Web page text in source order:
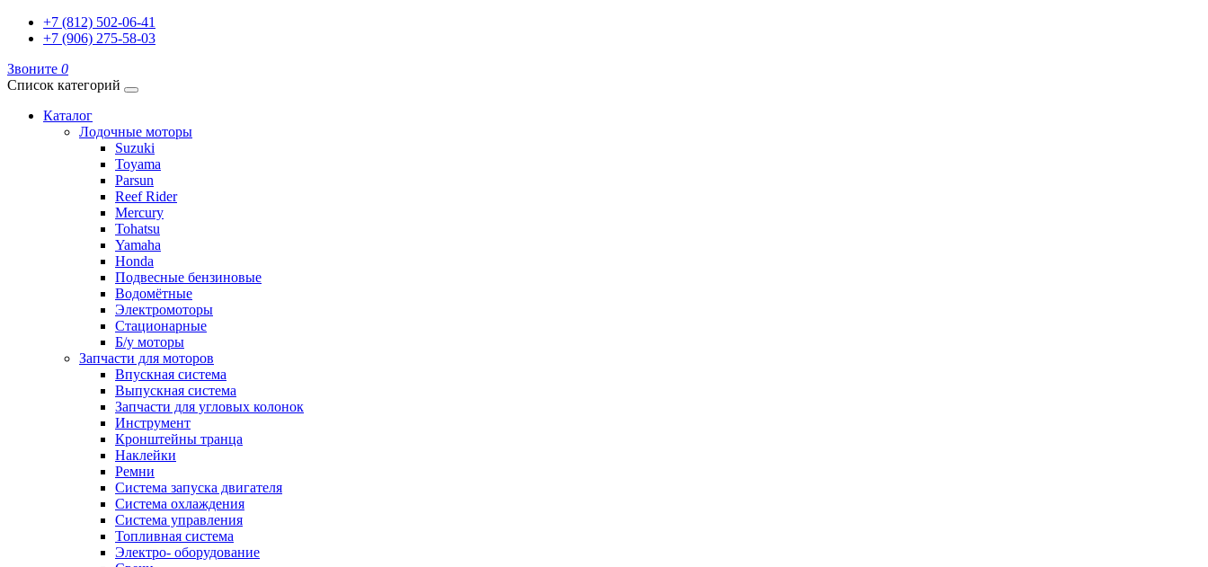
+7 (812) 502-06-41
+7 (906) 275-58-03
Звоните 0
Список категорий
Каталог
Лодочные моторы
Suzuki
Toyama
Parsun
Reef Rider
Mercury
Tohatsu
Yamaha
Honda
Подвесные бензиновые
Водомётные
Электромоторы
Стационарные
Б/у моторы
Запчасти для моторов
Впускная система
Выпускная система
Запчасти для угловых колонок
Инструмент
Кронштейны транца
Наклейки
Ремни
Система запуска двигателя
Система охлаждения
Система управления
Топливная система
Электро- оборудование